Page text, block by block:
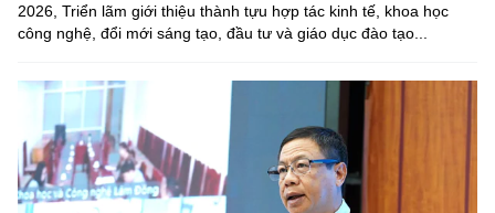
2026, Triển lãm giới thiệu thành tựu hợp tác kinh tế, khoa học
công nghệ, đổi mới sáng tạo, đầu tư và giáo dục đào tạo...